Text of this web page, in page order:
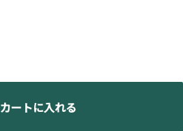
カートに入れる